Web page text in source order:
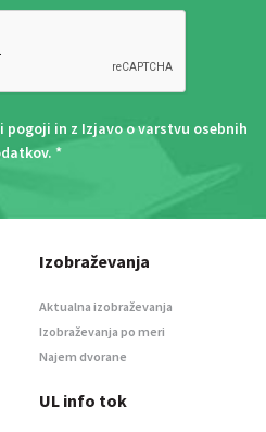
pogoji in z Izjavo o varstvu osebnih
. *
Izobraževanja
Aktualna izobraževanja
Izobraževanja po meri
Najem dvorane
UL info tok